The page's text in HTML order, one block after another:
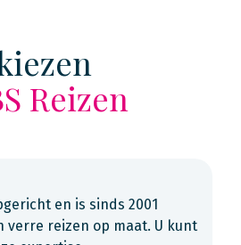
Reizen
en is sinds 2001
verre reizen op maat. U kunt